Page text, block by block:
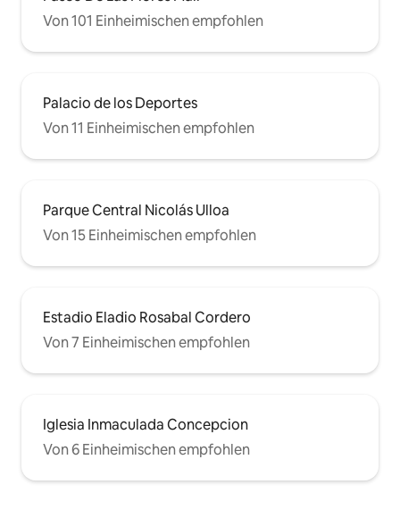
Von 101 Einheimischen empfohlen
Palacio de los Deportes
Von 11 Einheimischen empfohlen
Parque Central Nicolás Ulloa
Von 15 Einheimischen empfohlen
Estadio Eladio Rosabal Cordero
Von 7 Einheimischen empfohlen
Iglesia Inmaculada Concepcion
Von 6 Einheimischen empfohlen